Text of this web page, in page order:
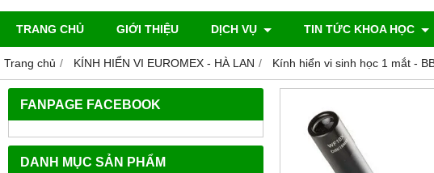
TRANG CHỦ GIỚI THIỆU DỊCH VỤ TIN TỨC KHOA HỌC
Trang chủ KÍNH HIỂN VI EUROMEX - HÀ LAN Kính hiển vi sinh học 1 mắt -
FANPAGE FACEBOOK
DANH MỤC SẢN PHẨM